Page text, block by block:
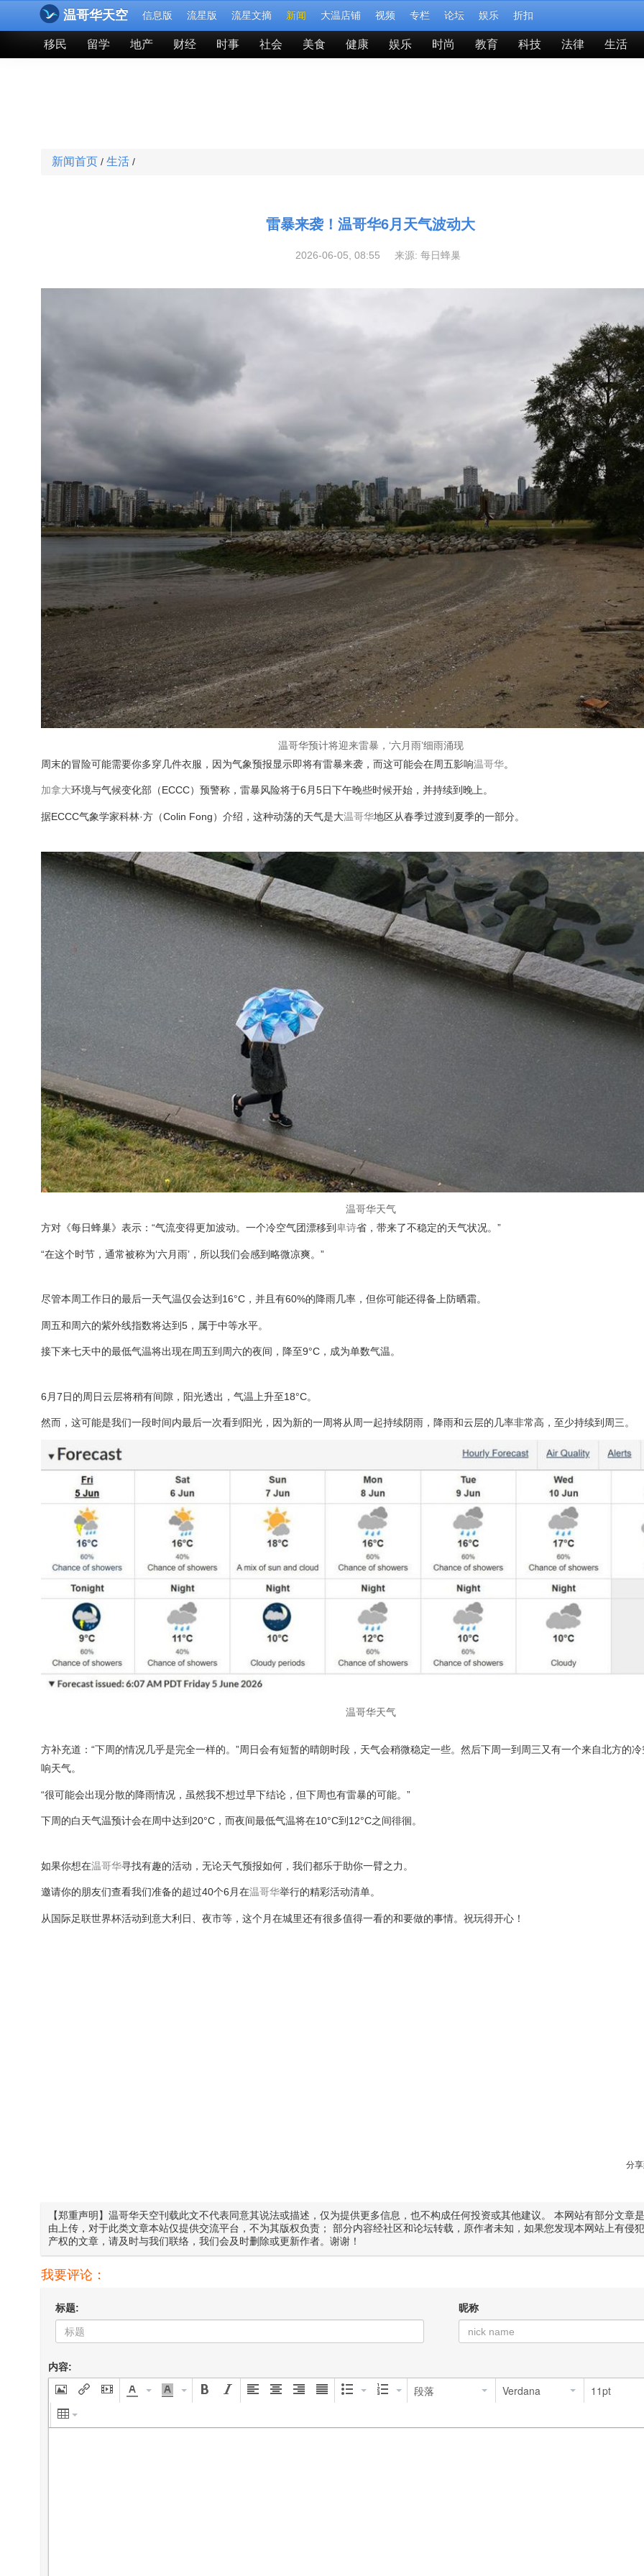
温哥华天空 信息版 流星版 流星文摘 新闻 大温店铺 视频 专栏 论坛 娱乐 折扣
移民 留学 地产 财经 时事 社会 美食 健康 娱乐 时尚 教育 科技 法律 生活
新闻首页 / 生活 /
雷暴来袭！温哥华6月天气波动大
2026-06-05, 08:55 来源: 每日蜂巢
温哥华预计将迎来雷暴，‘六月雨’细雨涌现
周末的冒险可能需要你多穿几件衣服，因为气象预报显示即将有雷暴来袭，而这可能会在周五影响温哥华。
加拿大环境与气候变化部（ECCC）预警称，雷暴风险将于6月5日下午晚些时候开始，并持续到晚上。
据ECCC气象学家科林·方（Colin Fong）介绍，这种动荡的天气是大温哥华地区从春季过渡到夏季的一部分。
温哥华天气
方对《每日蜂巢》表示：“气流变得更加波动。一个冷空气团漂移到卑诗省，带来了不稳定的天气状况。”
“在这个时节，通常被称为‘六月雨’，所以我们会感到略微凉爽。”
尽管本周工作日的最后一天气温仅会达到16°C，并且有60%的降雨几率，但你可能还得备上防晒霜。
周五和周六的紫外线指数将达到5，属于中等水平。
接下来七天中的最低气温将出现在周五到周六的夜间，降至9°C，成为单数气温。
6月7日的周日云层将稍有间隙，阳光透出，气温上升至18°C。
然而，这可能是我们一段时间内最后一次看到阳光，因为新的一周将从周一起持续阴雨，降雨和云层的几率非常高，至少持续到周三。
温哥华天气
方补充道：“下周的情况几乎是完全一样的。”周日会有短暂的晴朗时段，天气会稍微稳定一些。然后下周一到周三又有一个来自北方的
响天气。
“很可能会出现分散的降雨情况，虽然我不想过早下结论，但下周也有雷暴的可能。”
下周的白天气温预计会在周中达到20°C，而夜间最低气温将在10°C到12°C之间徘徊。
如果你想在温哥华寻找有趣的活动，无论天气预报如何，我们都乐于助你一臂之力。
邀请你的朋友们查看我们准备的超过40个6月在温哥华举行的精彩活动清单。
从国际足联世界杯活动到意大利日、夜市等，这个月在城里还有很多值得一看的和要做的事情。祝玩得开心！
分
【郑重声明】温哥华天空刊载此文不代表同意其说法或描述，仅为提供更多信息，也不构成任何投资或其他建议。 本网站有部分文章
由上传，对于此类文章本站仅提供交流平台，不为其版权负责； 部分内容经社区和论坛转载，原作者未知，如果您发现本网站上有侵
产权的文章，请及时与我们联络，我们会及时删除或更新作者。谢谢！
我要评论：
标题: 昵称
内容:
段落 Verdana 11pt